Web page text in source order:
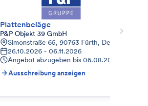
Plattenbeläge
P&P Objekt 39 GmbH
Simonstraße 65, 90763 Fürth, Deutschland
26.10.2026 - 06.11.2026
Angebot abzugeben bis 06.08.2026
Ausschreibung anzeigen